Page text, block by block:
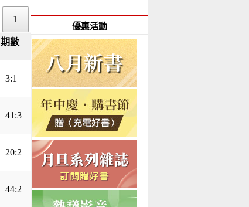
1
期數
3:1
41:3
20:2
44:2
優惠活動